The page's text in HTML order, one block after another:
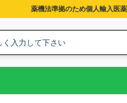
薬機法準拠のため個人輸入医